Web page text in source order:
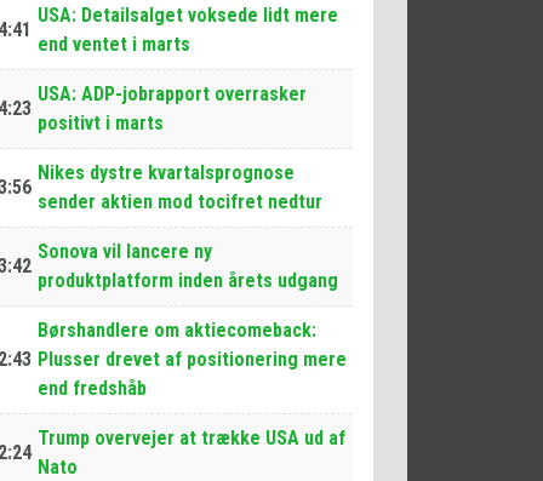
USA: Detailsalget voksede lidt mere
end ventet i marts
USA: ADP-jobrapport overrasker
positivt i marts
Nikes dystre kvartalsprognose
sender aktien mod tocifret nedtur
Sonova vil lancere ny
produktplatform inden årets udgang
Børshandlere om aktiecomeback:
Plusser drevet af positionering mere
end fredshåb
Trump overvejer at trække USA ud af
Nato